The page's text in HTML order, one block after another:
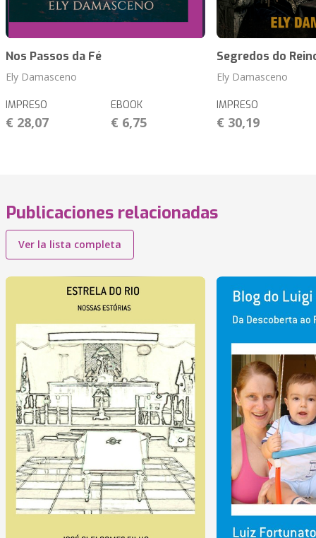
Nos Passos da Fé
Ely Damasceno
IMPRESO
€ 28,07
EBOOK
€ 6,75
Segredos do
Ely Damasceno
IMPRESO
€ 30,19
Publicaciones relacionadas
Ver la lista completa